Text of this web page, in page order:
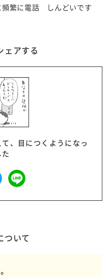
頻繁に電話 しんどいです
ェアする
、目につくようになっ
ついて